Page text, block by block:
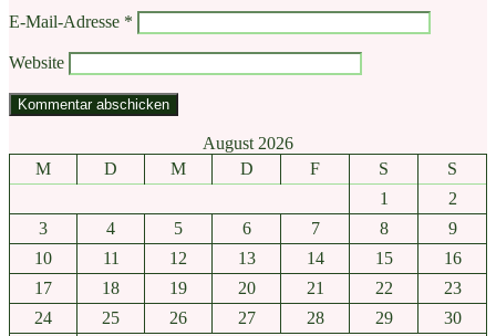
E-Mail-Adresse *
Website
August 2026
M
D M D F S
S
1
2
3
4 5 6 7 8
9
10
11 12 13 14 15
16
17
18 19 20 21 22
23
24
25 26 27 28 29
30